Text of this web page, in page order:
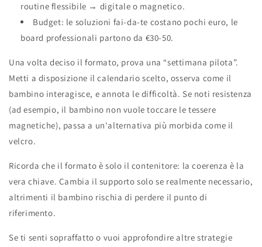
routine flessibile → digitale o magnetico.
Budget: le soluzioni fai‑da‑te costano pochi euro, le
board professionali partono da €30‑50.
Una volta deciso il formato, prova una “settimana pilota”.
Metti a disposizione il calendario scelto, osserva come il
bambino interagisce, e annota le difficoltà. Se noti resistenza
(ad esempio, il bambino non vuole toccare le tessere
magnetiche), passa a un'alternativa più morbida come il
velcro.
Ricorda che il formato è solo il contenitore: la coerenza è la
vera chiave. Cambia il supporto solo se realmente necessario,
altrimenti il bambino rischia di perdere il punto di
riferimento.
Se ti senti sopraffatto o vuoi approfondire altre strategie